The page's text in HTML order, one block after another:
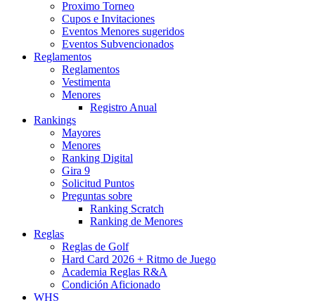
Proximo Torneo
Cupos e Invitaciones
Eventos Menores sugeridos
Eventos Subvencionados
Reglamentos
Reglamentos
Vestimenta
Menores
Registro Anual
Rankings
Mayores
Menores
Ranking Digital
Gira 9
Solicitud Puntos
Preguntas sobre
Ranking Scratch
Ranking de Menores
Reglas
Reglas de Golf
Hard Card 2026 + Ritmo de Juego
Academia Reglas R&A
Condición Aficionado
WHS